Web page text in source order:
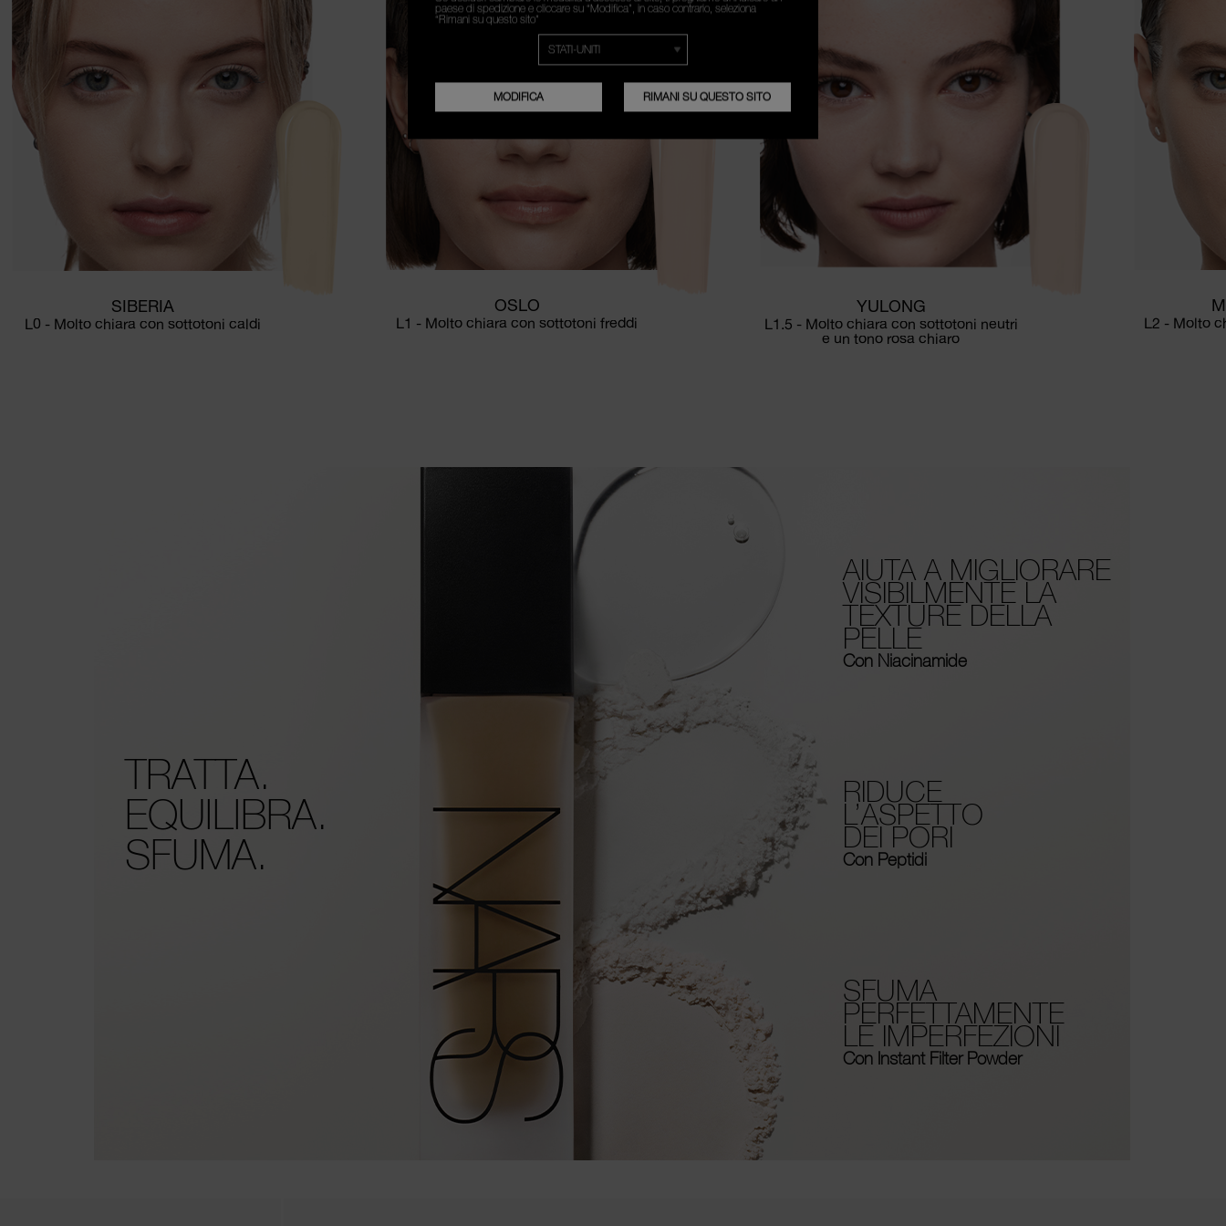
SIBERIA
L0 - Molto chiara con sottotoni caldi
OSLO
L1 - Molto chiara con sottotoni freddi
YULONG
L1.5 - Molto chiara con sottotoni neutri
e un tono rosa chiaro
L2 - Molto
TRATTA.
EQUILIBRA.
SFUMA.
AIUTA A MIGLIORARE
VISIBILMENTE LA
TEXTURE DELLA
PELLE
Con Niacinamide
RIDUCE
L’ASPETTO
DEI PORI
Con Peptidi
SFUMA
PERFETTAMENTE
LE IMPERFEZIONI
Con Instant Filter Powder
paese di spedizione e cliccare su “Modifica”, in caso contrario, seleziona
“Rimani su questo sito”
MODIFICA RIMANI SU QUESTO SITO